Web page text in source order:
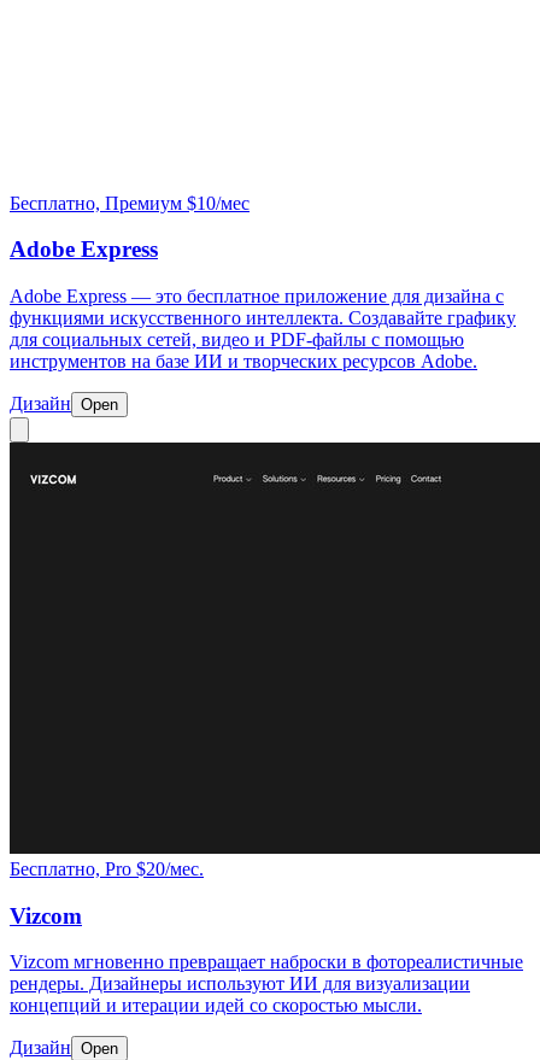
Бесплатно, Премиум $10/мес
Adobe Express
Adobe Express — это бесплатное приложение для дизайна с
функциями искусственного интеллекта. Создавайте графику
для социальных сетей, видео и PDF-файлы с помощью
инструментов на базе ИИ и творческих ресурсов Adobe.
Дизайн Open
Бесплатно, Pro $20/мес.
Vizcom
Vizcom мгновенно превращает наброски в фотореалистичные
рендеры. Дизайнеры используют ИИ для визуализации
концепций и итерации идей со скоростью мысли.
Дизайн Open